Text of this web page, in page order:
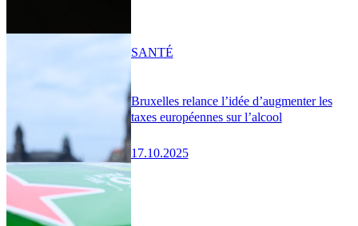
Bruxelles relance l’idée d’augmenter les
taxes européennes sur l’alcool
17.10.2025
SANTÉ